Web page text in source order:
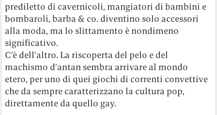
prediletto di cavernicoli, mangiatori di bambini e
bombaroli, barba & co. diventino solo accessori
alla moda, ma lo slittamento è nondimeno
significativo.
C’è dell’altro. La riscoperta del pelo e del
machismo d’antan sembra arrivare al mondo
etero, per uno di quei giochi di correnti convettive
che da sempre caratterizzano la cultura pop,
direttamente da quello gay.